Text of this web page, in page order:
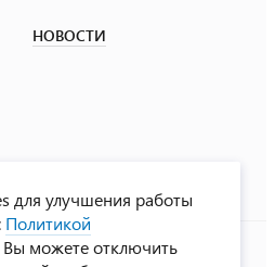
НОВОСТИ
для улучшения работы
Политикой
. Вы можете отключить